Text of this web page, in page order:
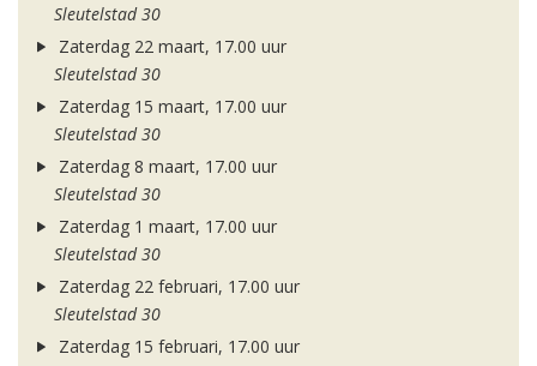
Sleutelstad 30
Zaterdag 22 maart, 17.00 uur
Sleutelstad 30
Zaterdag 15 maart, 17.00 uur
Sleutelstad 30
Zaterdag 8 maart, 17.00 uur
Sleutelstad 30
Zaterdag 1 maart, 17.00 uur
Sleutelstad 30
Zaterdag 22 februari, 17.00 uur
Sleutelstad 30
Zaterdag 15 februari, 17.00 uur